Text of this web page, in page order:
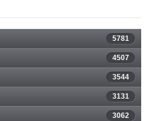
5781
4507
3544
3131
3062